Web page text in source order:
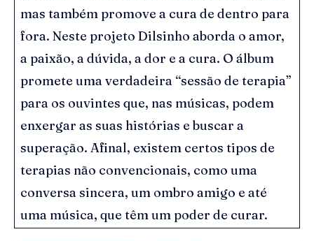
mas também promove a cura de dentro para
fora. Neste projeto Dilsinho aborda o amor,
a paixão, a dúvida, a dor e a cura. O álbum
promete uma verdadeira “sessão de terapia”
para os ouvintes que, nas músicas, podem
enxergar as suas histórias e buscar a
superação. Afinal, existem certos tipos de
terapias não convencionais, como uma
conversa sincera, um ombro amigo e até
uma música, que têm um poder de curar.